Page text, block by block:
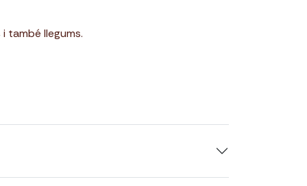
també llegums.